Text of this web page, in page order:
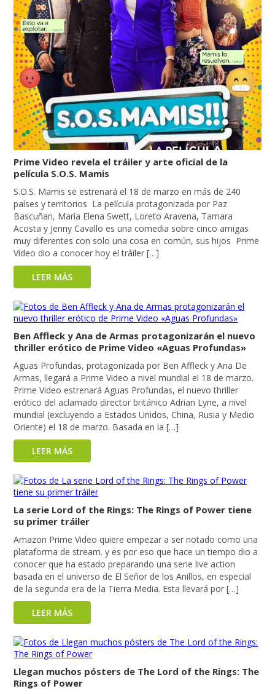
Prime Video revela el tráiler y arte oficial de la
película S.O.S. Mamis
S.O.S. Mamis se estrenará el 18 de marzo en más de 240
países y territorios La película protagonizada por Paz
Bascuñan, María Elena Swett, Loreto Aravena, Tamara
Acosta y Jenny Cavallo es una comedia sobre cinco amigas
muy diferentes con solo una cosa en común, sus hijos Prime
Video dio a conocer hoy el tráiler […]
LEER MÁS
Ben Affleck y Ana de Armas protagonizarán el nuevo
thriller erótico de Prime Video «Aguas Profundas»
Aguas Profundas, protagonizada por Ben Affleck y Ana De
Armas, llegará a Prime Video a nivel mundial el 18 de marzo.
Prime Video estrenará Aguas Profundas, el nuevo thriller
erótico del aclamado director británico Adrian Lyne, a nivel
mundial (excluyendo a Estados Unidos, China, Rusia y Medio
Oriente) el 18 de marzo. Basada en la […]
LEER MÁS
La serie Lord of the Rings: The Rings of Power tiene
su primer tráiler
Amazon Prime Video quiere empezar a ser notado como una
plataforma de stream. y es por eso que hace un tiempo dio a
conocer que ha estado preparando una serie live action
basada en el universo de El Señor de los Anillos, en especial
de la segunda era de la Tierra Media. Esta llevará por […]
LEER MÁS
Llegan muchos pósters de The Lord of the Rings: The
Rings of Power